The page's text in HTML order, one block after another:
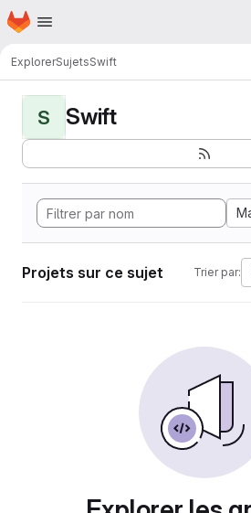
Passer au contenu principal
Page d'accueil
ExplorerSujetsSwift
S Swift
Projets sur ce sujet Trier par: